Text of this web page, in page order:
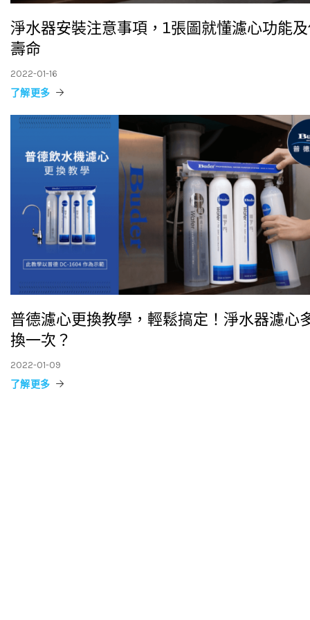
淨水器安裝注意事項，1張圖就懂濾心功能
壽命
2022-01-16
了解更多
普德濾心更換教學，輕鬆搞定！淨水器濾心
換一次？
2022-01-09
了解更多